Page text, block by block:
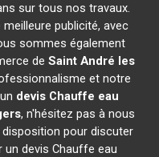
sur tous nos travaux.
publicité, avec
sommes également
de Saint André les
et notre
devis Chauffe eau
, n'hésitez pas à nous
pour discuter
devis Chauffe eau